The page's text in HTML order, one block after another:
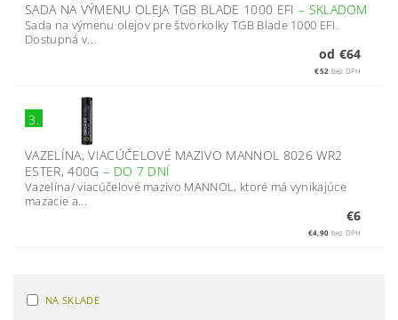
SADA NA VÝMENU OLEJA TGB BLADE 1000 EFI – SKLADOM
Sada na výmenu olejov pre štvorkolky TGB Blade 1000 EFI.
Dostupná v...
od €64
€52 bez DPH
3.
VAZELÍNA, VIACÚČELOVÉ MAZIVO MANNOL 8026 WR2
ESTER, 400G – DO 7 DNÍ
Vazelína/ viacúčelové mazivo MANNOL, ktoré má vynikajúce
mazacie a...
€6
€4,90 bez DPH
NA SKLADE